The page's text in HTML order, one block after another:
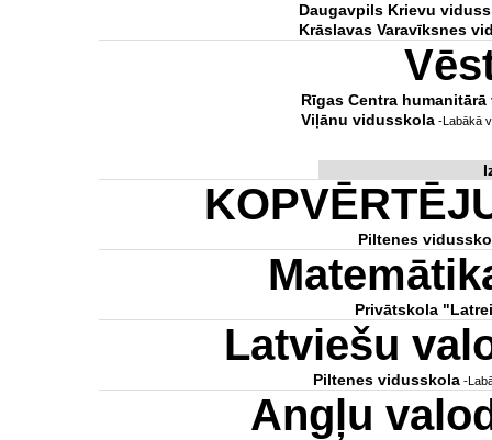
Daugavpils Krievu
Krāslavas Varavīksnes
Rīgas Centra
Viļānu vidusskola -Labākā
Piltenes
Privātskola
Latviešu
Piltenes vidusskola-
Angļu